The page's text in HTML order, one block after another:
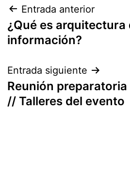
Navegación
de
Entrada anterior
¿Qué es arquitectura
información?
Entrada siguiente
Reunión
// Talleres del evento